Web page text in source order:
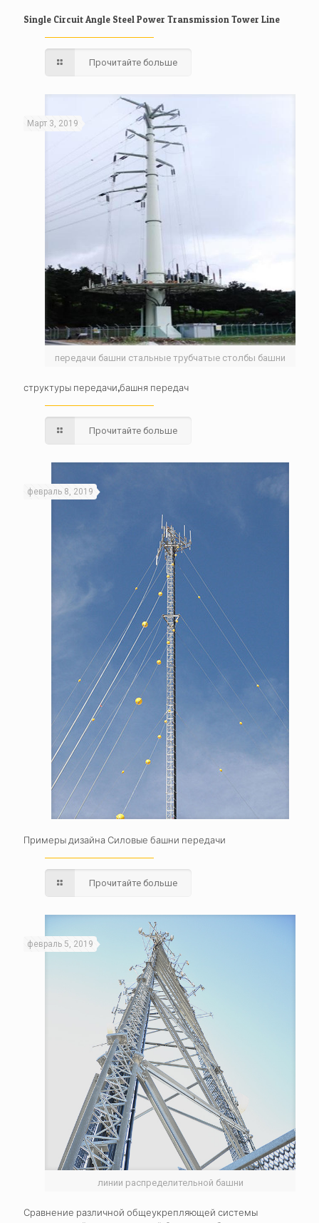
Single Circuit Angle Steel Power Transmission Tower Line
Прочитайте больше
передачи башни стальные трубчатые столбы башни
Март 3, 2019
структуры передачи,башня передач
Прочитайте больше
февраль 8, 2019
Примеры дизайна Силовые башни передачи
Прочитайте больше
линии распределительной башни
февраль 5, 2019
Сравнение различной общеукрепляющей системы